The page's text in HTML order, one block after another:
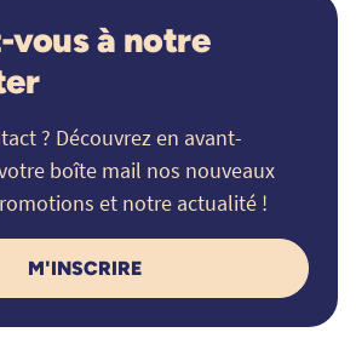
vous à notre
? Découvrez en avant-
boîte mail nos nouveaux
et notre actualité !
M'INSCRIRE